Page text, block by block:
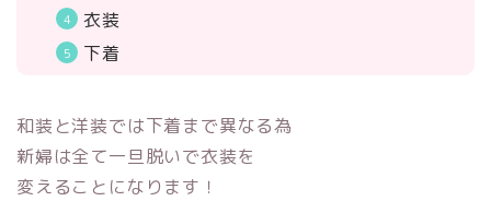
衣装
下着
和装と洋装では下着まで異なる為
新婦は全て一旦脱いで衣装を
変えることになります！